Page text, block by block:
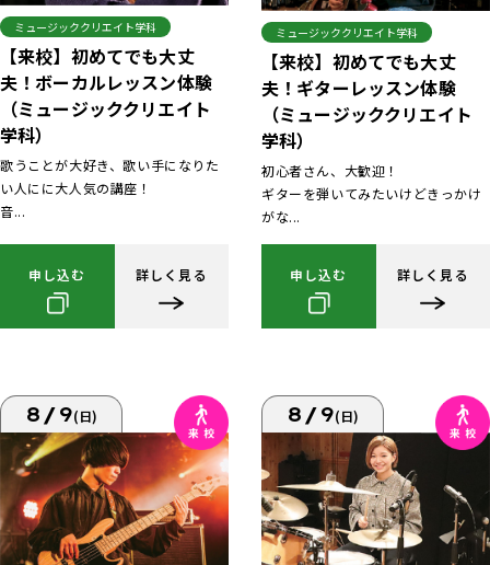
ミュージッククリエイト学科
【来校】初めてでも大丈
夫！ボーカルレッスン体験
（ミュージッククリエイト
学科）
歌うことが大好き、歌い手になりた
い人にに大人気の講座！
音...
申し込む 詳しく見る
ミュージッククリエイト学科
【来校】初めてでも大丈
夫！ギターレッスン体験
（ミュージッククリエイト
学科）
初心者さん、大歓迎！
ギターを弾いてみたいけどきっかけ
がな...
申し込む 詳しく見る
8/9(日) 8/9(日)